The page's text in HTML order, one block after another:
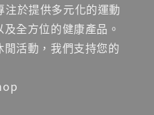
於提供多元化的運動
全方位的健康產品。
活動，我們支持您的